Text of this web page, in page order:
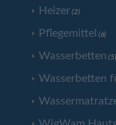
Heizer (2)
Pflegemittel (6)
Wasserbetten (5)
Wasserbetten